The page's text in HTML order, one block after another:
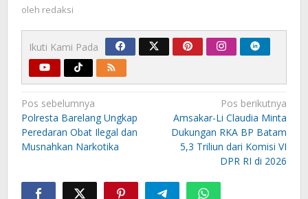
oleh redaksi
Ikuti Kami Pada
Navigasi
pos
Pos sebelumnya
Polresta Barelang Ungkap
Peredaran Obat Ilegal dan
Musnahkan Narkotika
Pos berikutnya
Amsakar-Li Claudia Minta
Dukungan RKA BP Batam
5,3 Triliun dari Komisi VI
DPR RI di 2026